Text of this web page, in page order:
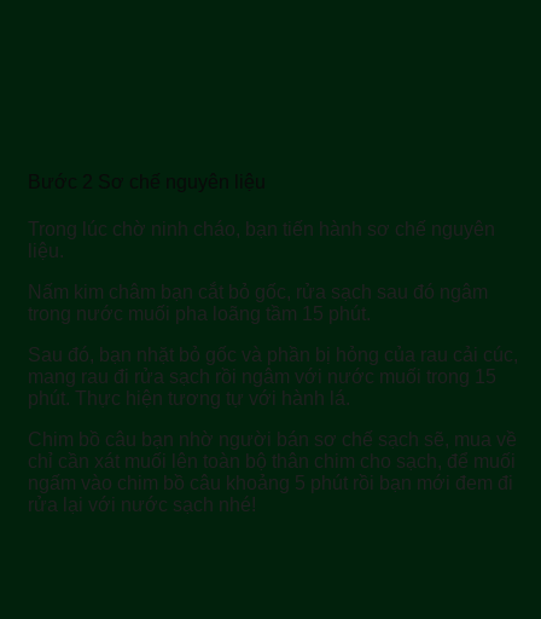
Bước 2 Sơ chế nguyên liệu
Trong lúc chờ ninh cháo, bạn tiến hành sơ chế nguyên
liệu.
Nấm kim châm bạn cắt bỏ gốc, rửa sạch sau đó ngâm
trong nước muối pha loãng tầm 15 phút.
Sau đó, bạn nhặt bỏ gốc và phần bị hỏng của rau cải cúc,
mang rau đi rửa sạch rồi ngâm với nước muối trong 15
phút. Thực hiện tương tự với hành lá.
Chim bồ câu bạn nhờ người bán sơ chế sạch sẽ, mua về
chỉ cần xát muối lên toàn bộ thân chim cho sạch, để muối
ngấm vào chim bồ câu khoảng 5 phút rồi bạn mới đem đi
rửa lại với nước sạch nhé!